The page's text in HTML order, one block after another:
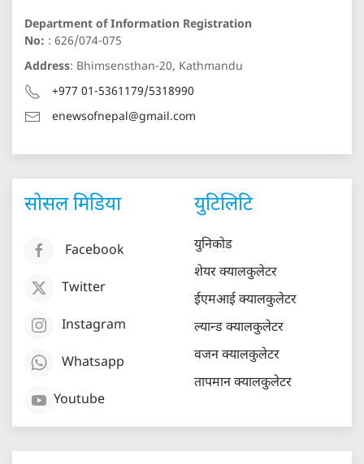
Department of Information Registration
No: : 626/074-075
Address: Bhimsensthan-20, Kathmandu
+977 01-5361179/5318990
enewsofnepal@gmail.com
सोसल मिडिया
Facebook
Twitter
Instagram
Whatsapp
Youtube
युटिलिटि
युनिकोड
शेयर क्यालकुलेटर
ईएमआई क्यालकुलेटर
ल्यान्ड क्यालकुलेटर
वजन क्यालकुलेटर
तापमान क्यालकुलेटर